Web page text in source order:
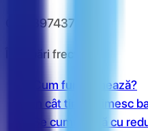
CUI: 39743787
Întrebări frecvente
Cum funcționează?
În cât timp primesc
Se cumulează cu